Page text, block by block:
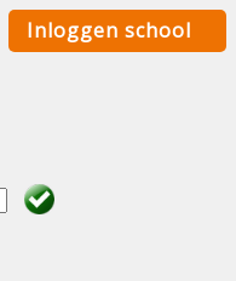
Inloggen school